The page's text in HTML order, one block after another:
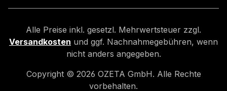
Alle Preise inkl. gesetzl. Mehrwertsteuer zzgl.
Versandkosten und ggf. Nachnahmegebühren, wenn
nicht anders angegeben.
Copyright © 2026 OZETA GmbH. Alle Rechte
vorbehalten.